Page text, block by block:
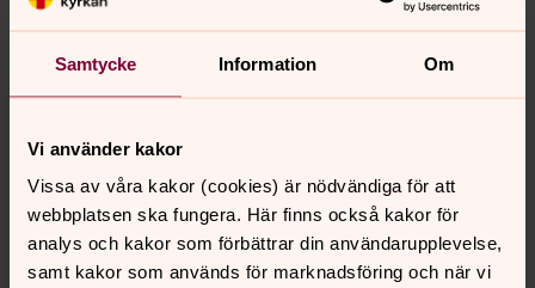
Samtycke Information Om
Vi använder kakor
Vissa av våra kakor (cookies) är nödvändiga för att
webbplatsen ska fungera. Här finns också kakor för
analys och kakor som förbättrar din användarupplevelse,
samt kakor som används för marknadsföring och när vi